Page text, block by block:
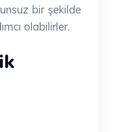
bir şekilde
olabilirler.